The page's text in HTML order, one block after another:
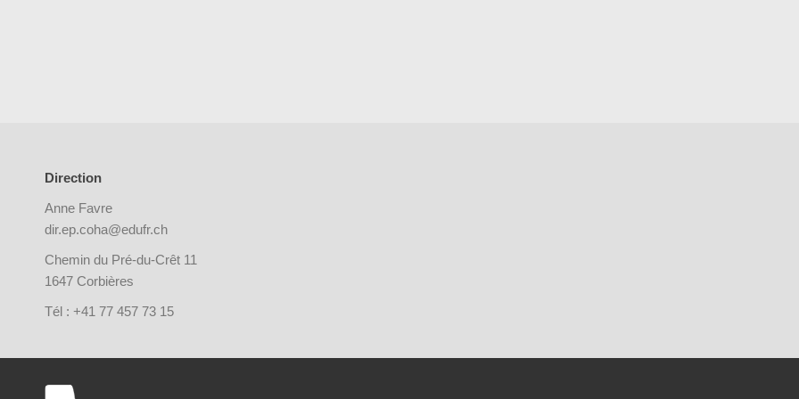
Direction
Anne Favre
dir.ep.coha@edufr.ch
Chemin du Pré-du-Crêt 11
1647 Corbières
Tél : +41 77 457 73 15